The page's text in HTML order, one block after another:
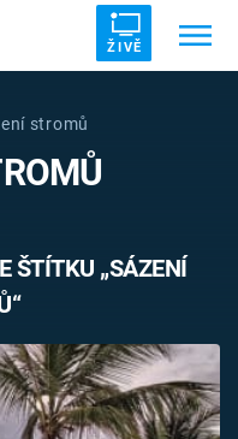
ŽIVĚ
SVĚTOVÁ VÁLKA
stromů
ŠTÍTKU „SÁZENÍ